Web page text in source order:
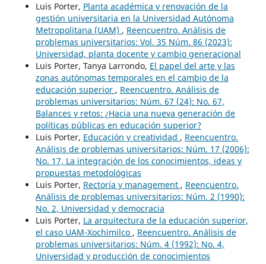
Luis Porter, Planta académica y renovación de la
gestión universitaria en la Universidad Autónoma
Metropolitana (UAM) , Reencuentro. Análisis de
problemas universitarios: Vol. 35 Núm. 86 (2023):
Universidad, planta docente y cambio generacional
Luis Porter, Tanya Larrondo, El papel del arte y las
zonas autónomas temporales en el cambio de la
educación superior , Reencuentro. Análisis de
problemas universitarios: Núm. 67 (24): No. 67,
Balances y retos: ¿Hacia una nueva generación de
políticas públicas en educación superior?
Luis Porter, Educación y creatividad , Reencuentro.
Análisis de problemas universitarios: Núm. 17 (2006):
No. 17, La integración de los conocimientos, ideas y
propuestas metodológicas
Luis Porter, Rectoría y management , Reencuentro.
Análisis de problemas universitarios: Núm. 2 (1990):
No. 2, Universidad y democracia
Luis Porter, La arquitectura de la educación superior,
el caso UAM-Xochimilco , Reencuentro. Análisis de
problemas universitarios: Núm. 4 (1992): No. 4,
Universidad y producción de conocimientos